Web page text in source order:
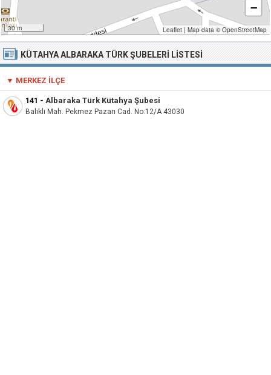
30 m
−
Leaflet | Map data © OpenStreetMap
KÜTAHYA ALBARAKA TÜRK ŞUBELERI LISTESI
▼ MERKEZ İLÇE
141 - Albaraka Türk Kütahya Şubesi
Balıklı Mah. Pekmez Pazarı Cad. No:12/A 43030